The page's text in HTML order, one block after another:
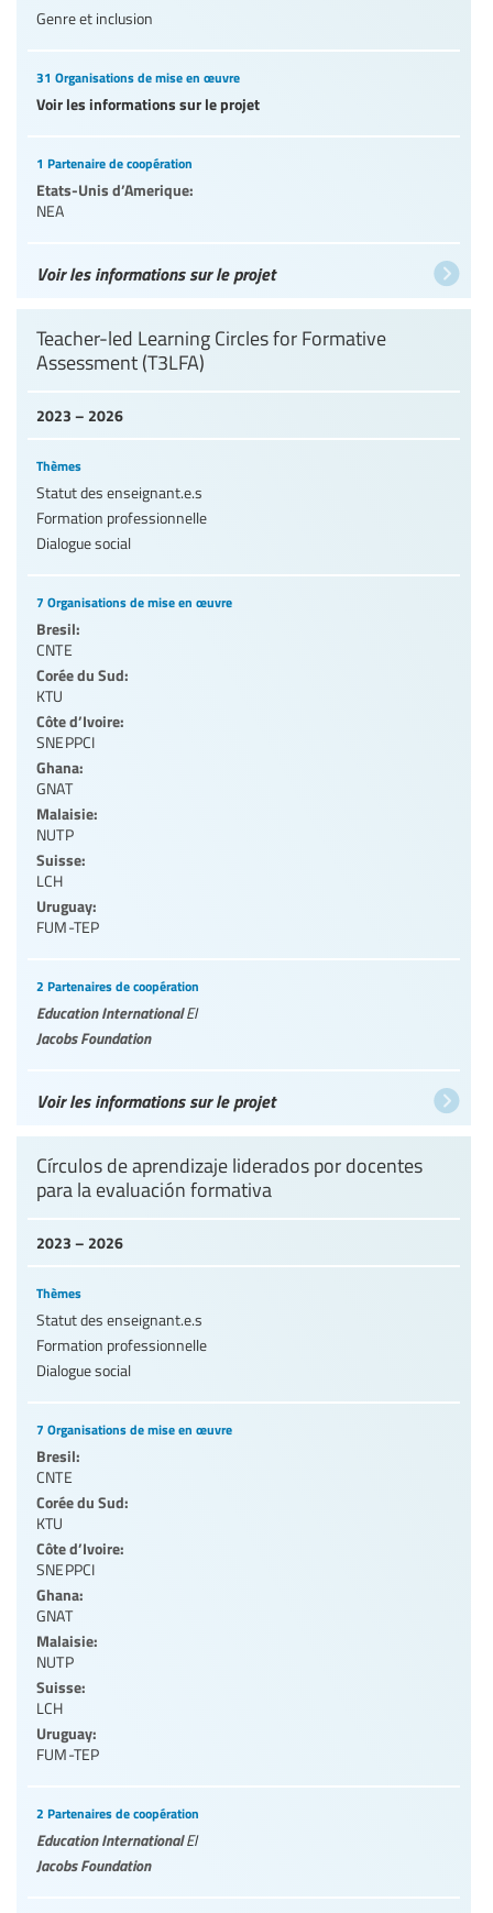
Genre et inclusion
31 Organisations de mise en œuvre
Voir les informations sur le projet
1 Partenaire de coopération
Etats-Unis d’Amerique:
NEA
Voir les informations sur le projet
2023 – 2026
Teacher-led Learning Circles for Formative
Assessment (T3LFA)
Thèmes
Statut des enseignant.e.s
Formation professionnelle
Dialogue social
7 Organisations de mise en œuvre
Bresil:
CNTE
Corée du Sud:
KTU
Côte d’Ivoire:
SNEPPCI
Ghana:
GNAT
Malaisie:
NUTP
Suisse:
LCH
Uruguay:
FUM-TEP
2 Partenaires de coopération
Education InternationalEI
Jacobs Foundation
Voir les informations sur le projet
2023 – 2026
Círculos de aprendizaje liderados por docentes
para la evaluación formativa
Thèmes
Statut des enseignant.e.s
Formation professionnelle
Dialogue social
7 Organisations de mise en œuvre
Bresil:
CNTE
Corée du Sud:
KTU
Côte d’Ivoire:
SNEPPCI
Ghana:
GNAT
Malaisie:
NUTP
Suisse:
LCH
Uruguay:
FUM-TEP
2 Partenaires de coopération
Education InternationalEI
Jacobs Foundation